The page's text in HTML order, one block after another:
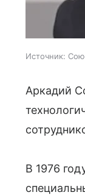
Источник:
Аркадий
В 1976